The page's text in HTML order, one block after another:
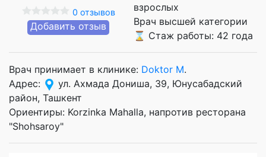
0 отзывов
Добавить отзыв
взрослых
Врач высшей категории
⌛ Стаж работы: 42 года
Врач принимает в клинике: Doktor M.
Адрес:
ул. Ахмада Дониша, 39, Юнусабадский
район, Ташкент
Ориентиры: Korzinka Mahalla, напротив ресторана
"Shohsaroy"